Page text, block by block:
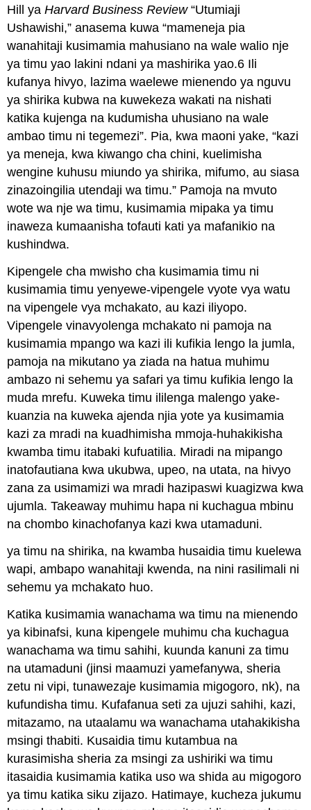
Hill yaHarvard Business Review“Utumiaji
Ushawishi,” anasema kuwa “mameneja pia
wanahitaji kusimamia mahusiano na wale walio nje
ya timu yao lakini ndani ya mashirika yao.6 Ili
kufanya hivyo, lazima waelewe mienendo ya nguvu
ya shirika kubwa na kuwekeza wakati na nishati
katika kujenga na kudumisha uhusiano na wale
ambao timu ni tegemezi”. Pia, kwa maoni yake, “kazi
ya meneja, kwa kiwango cha chini, kuelimisha
wengine kuhusu miundo ya shirika, mifumo, au siasa
zinazoingilia utendaji wa timu.” Pamoja na mvuto
wote wa nje wa timu, kusimamia mipaka ya timu
inaweza kumaanisha tofauti kati ya mafanikio na
kushindwa.
Kipengele cha mwisho cha kusimamia timu ni
kusimamia timu yenyewe-vipengele vyote vya watu
na vipengele vya mchakato, au kazi iliyopo.
Vipengele vinavyolenga mchakato ni pamoja na
kusimamia mpango wa kazi ili kufikia lengo la jumla,
pamoja na mikutano ya ziada na hatua muhimu
ambazo ni sehemu ya safari ya timu kufikia lengo la
muda mrefu. Kuweka timu ililenga malengo yake-
kuanzia na kuweka ajenda njia yote ya kusimamia
kazi za mradi na kuadhimisha mmoja-huhakikisha
kwamba timu itabaki kufuatilia. Miradi na mipango
inatofautiana kwa ukubwa, upeo, na utata, na hivyo
zana za usimamizi wa mradi hazipaswi kuagizwa kwa
ujumla. Takeaway muhimu hapa ni kuchagua mbinu
na chombo kinachofanya kazi kwa utamaduni.
ya timu na shirika, na kwamba husaidia timu kuelewa
wapi, ambapo wanahitaji kwenda, na nini rasilimali ni
sehemu ya mchakato huo.
Katika kusimamia wanachama wa timu na mienendo
ya kibinafsi, kuna kipengele muhimu cha kuchagua
wanachama wa timu sahihi, kuunda kanuni za timu
na utamaduni (jinsi maamuzi yamefanywa, sheria
zetu ni vipi, tunawezaje kusimamia migogoro, nk), na
kufundisha timu. Kufafanua seti za ujuzi sahihi, kazi,
mitazamo, na utaalamu wa wanachama utahakikisha
msingi thabiti. Kusaidia timu kutambua na
kurasimisha sheria za msingi za ushiriki wa timu
itasaidia kusimamia katika uso wa shida au migogoro
ya timu katika siku zijazo. Hatimaye, kucheza jukumu